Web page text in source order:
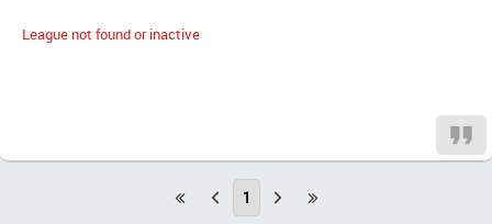
League not found or inactive
1